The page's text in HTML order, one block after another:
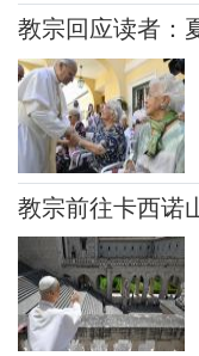
教宗回应读者：
的时节
教宗前往卡西诺